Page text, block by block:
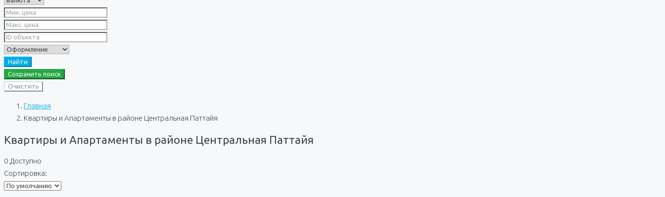
Найти
Сохранить поиск
Очистить
Главная
Квартиры и Апартаменты в районе Центральная Паттайя
Квартиры и Апартаменты в районе Центральная Паттайя
0 Доступно
Сортировка: